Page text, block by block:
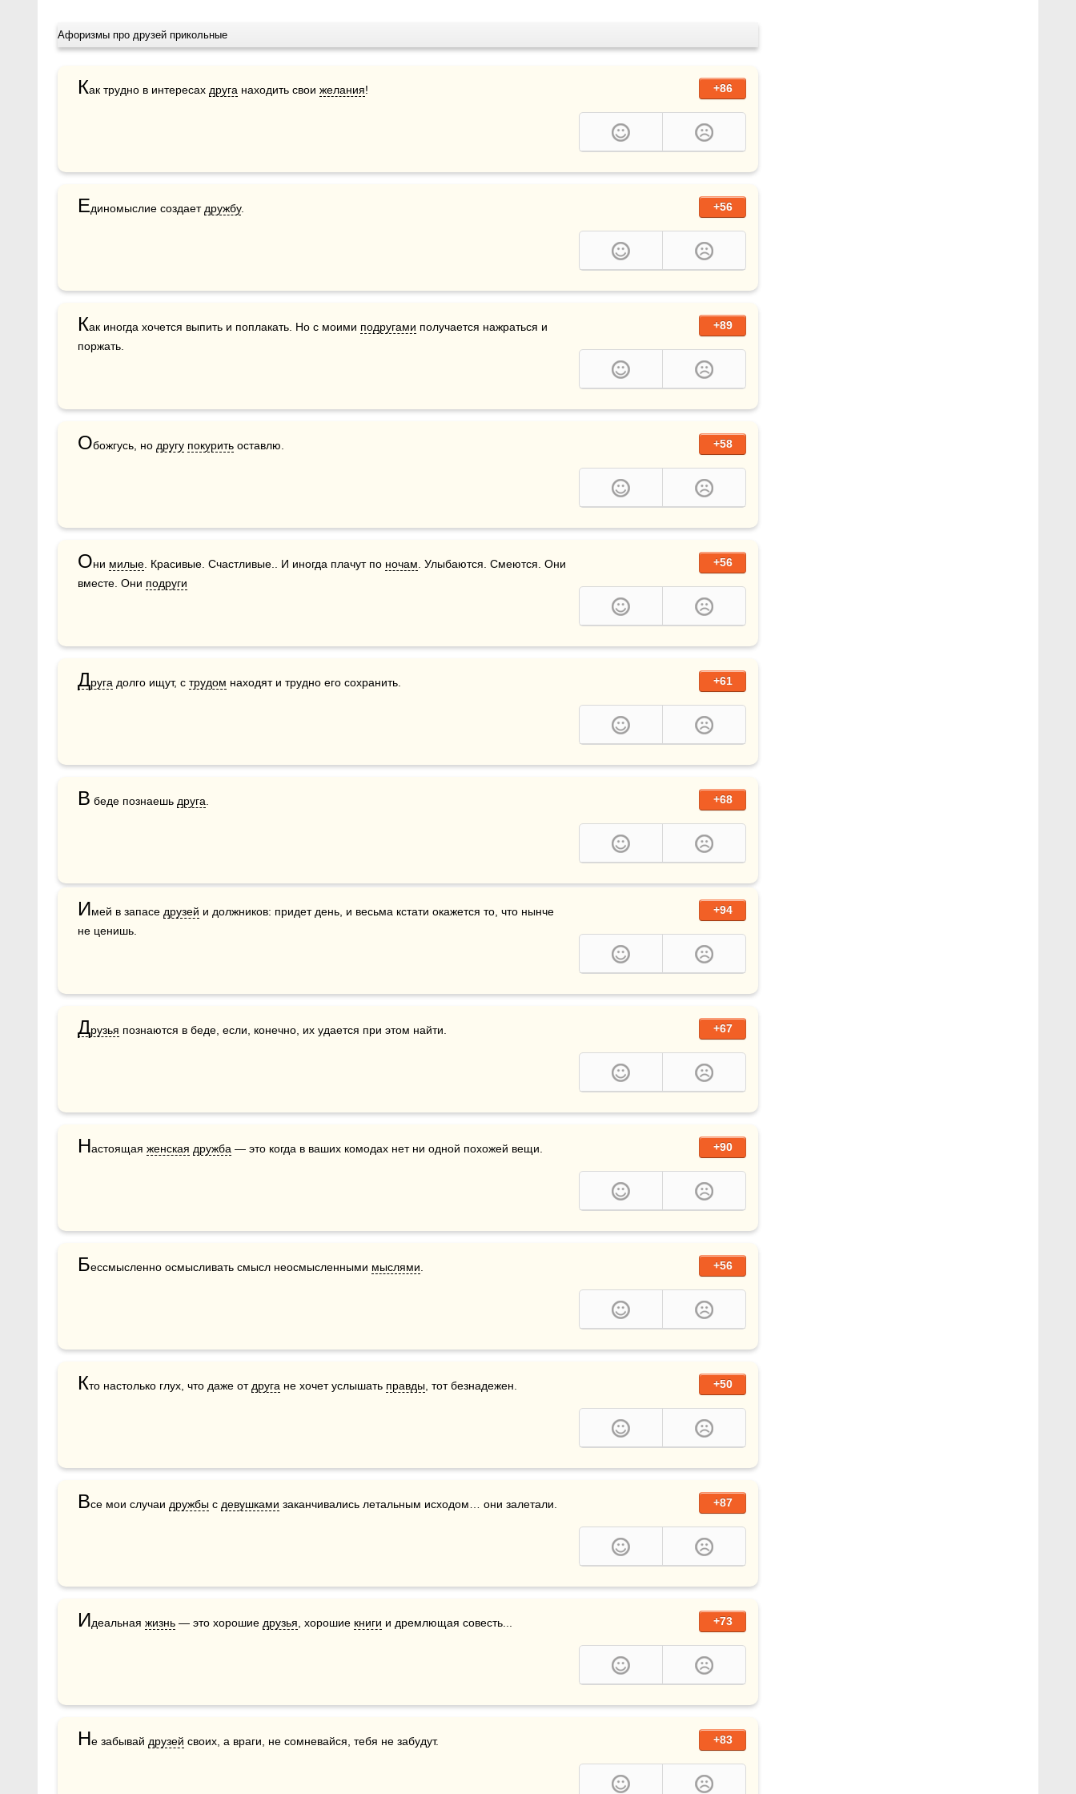
Афоризмы про друзей прикольные
+86
Как трудно в интересах друга находить свои желания!
+56
Единомыслие создает дружбу.
+89
Как иногда хочется выпить и поплакать. Но с моими подругами получается нажраться и
поржать.
+58
Обожгусь, но другу покурить оставлю.
+56
Они милые . Красивые. Счастливые.. И иногда плачут по ночам . Улыбаются. Смеются. Они
вместе. Они подруги
+61
Друга долго ищут, с трудом находят и трудно его сохранить.
+68
В беде познаешь друга
+94
Имей в запасе друзей и должников: придет день, и весьма кстати окажется то, что нынче
не ценишь.
+67
Друзья познаются в беде, если, конечно, их удается при этом найти.
+90
Настоящая женская дружба — это когда в ваших комодах нет ни одной похожей вещи.
+56
Бессмысленно осмысливать смысл неосмысленными мыслями
+50
Кто настолько глух, что даже от друга не хочет услышать правды , тот безнадежен.
+87
Все мои случаи дружбы с девушками заканчивались летальным исходом… они залетали.
+73
Идеальная жизнь — это хорошие друзья , хорошие книги и дремлющая совесть...
+83
Не забывай друзей своих, а враги, не сомневайся, тебя не забудут.